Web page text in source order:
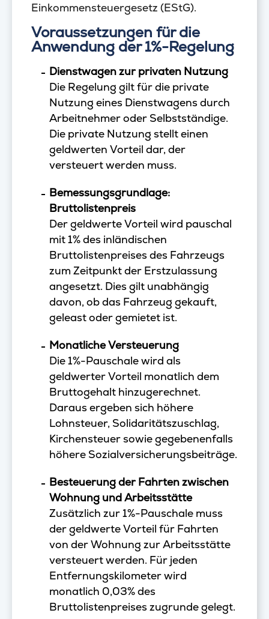
Einkommensteuergesetz (EStG).
Voraussetzungen für die
Anwendung der 1%-Regelung
Dienstwagen zur privaten Nutzung
Die Regelung gilt für die private
Nutzung eines Dienstwagens durch
Arbeitnehmer oder Selbstständige.
Die private Nutzung stellt einen
geldwerten Vorteil dar, der
versteuert werden muss.
Bemessungsgrundlage:
Bruttolistenpreis
Der geldwerte Vorteil wird pauschal
mit 1% des inländischen
Bruttolistenpreises des Fahrzeugs
zum Zeitpunkt der Erstzulassung
angesetzt. Dies gilt unabhängig
davon, ob das Fahrzeug gekauft,
geleast oder gemietet ist.
Monatliche Versteuerung
Die 1%-Pauschale wird als
geldwerter Vorteil monatlich dem
Bruttogehalt hinzugerechnet.
Daraus ergeben sich höhere
Lohnsteuer, Solidaritätszuschlag,
Kirchensteuer sowie gegebenenfalls
höhere Sozialversicherungsbeiträge.
Besteuerung der Fahrten zwischen
Wohnung und Arbeitsstätte
Zusätzlich zur 1%-Pauschale muss
der geldwerte Vorteil für Fahrten
von der Wohnung zur Arbeitsstätte
versteuert werden. Für jeden
Entfernungskilometer wird
monatlich 0,03% des
Bruttolistenpreises zugrunde gelegt.